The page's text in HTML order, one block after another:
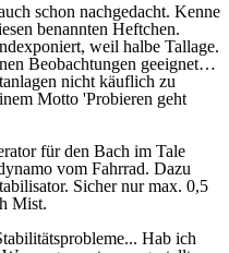
schon nachgedacht. Kenne
benannten Heftchen.
weil halbe Tallage.
Beobachtungen geeignet…
nicht käuflich zu
Motto 'Probieren geht
für den Bach im Tale
vom Fahrrad. Dazu
Sicher nur max. 0,5
Mist.
Hab ich